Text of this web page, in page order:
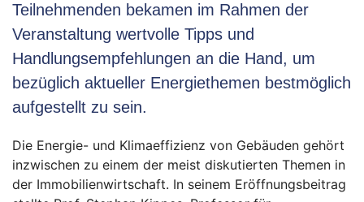
Teilnehmenden bekamen im Rahmen der
Veranstaltung wertvolle Tipps und
Handlungsempfehlungen an die Hand, um
bezüglich aktueller Energiethemen bestmöglich
aufgestellt zu sein.
Die Energie- und Klimaeffizienz von Gebäuden gehört
inzwischen zu einem der meist diskutierten Themen in
der Immobilienwirtschaft. In seinem Eröffnungsbeitrag